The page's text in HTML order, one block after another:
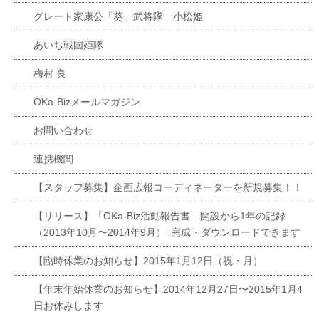
グレート家康公「葵」武将隊 小松姫
あいち戦国姫隊
梅村 良
OKa-Bizメールマガジン
お問い合わせ
連携機関
【スタッフ募集】企画広報コーディネーターを新規募集！！
【リリース】「OKa-Biz活動報告書 開設から1年の記録
（2013年10月〜2014年9月）｣完成・ダウンロードできます
【臨時休業のお知らせ】2015年1月12日（祝・月）
【年末年始休業のお知らせ】2014年12月27日〜2015年1月4
日お休みします